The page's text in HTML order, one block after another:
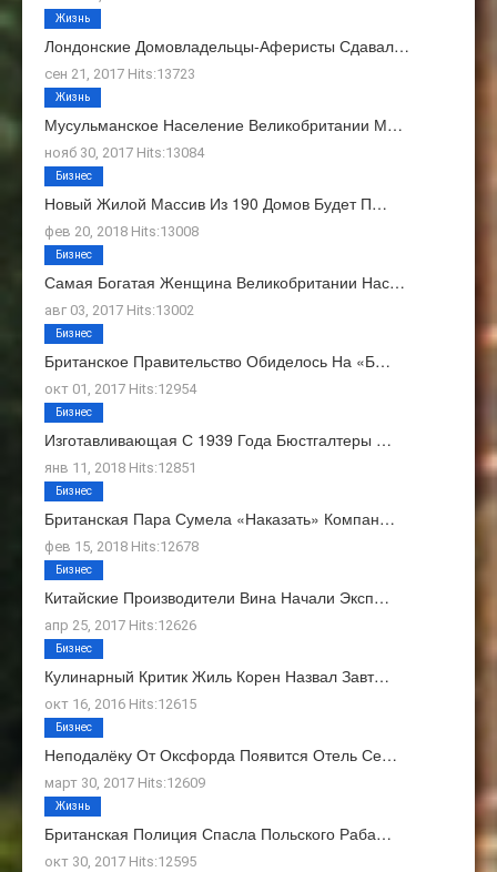
Лондонские Домовладельцы-Аферисты Сдавал…
сен 21, 2017 Hits:13723
Жизнь
Мусульманское Население Великобритании М…
нояб 30, 2017 Hits:13084
Жизнь
Новый Жилой Массив Из 190 Домов Будет П…
фев 20, 2018 Hits:13008
Бизнес
Самая Богатая Женщина Великобритании Нас…
авг 03, 2017 Hits:13002
Бизнес
Британское Правительство Обиделось На «Б…
окт 01, 2017 Hits:12954
Бизнес
Изготавливающая С 1939 Года Бюстгалтеры …
янв 11, 2018 Hits:12851
Бизнес
Британская Пара Сумела «наказать» Компан…
фев 15, 2018 Hits:12678
Бизнес
Китайские Производители Вина Начали Эксп…
апр 25, 2017 Hits:12626
Бизнес
Кулинарный Критик Жиль Корен Назвал Завт…
окт 16, 2016 Hits:12615
Бизнес
Неподалёку От Оксфорда Появится Отель Се…
март 30, 2017 Hits:12609
Бизнес
Британская Полиция Спасла Польского Раба…
окт 30, 2017 Hits:12595
Жизнь